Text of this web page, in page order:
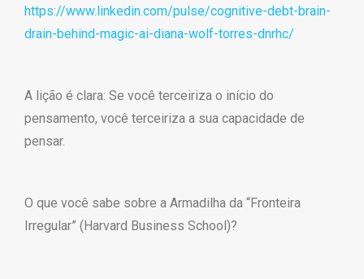
https://www.linkedin.com/pulse/cognitive-debt-brain-
drain-behind-magic-ai-diana-wolf-torres-dnrhc/
A lição é clara: Se você terceiriza o início do
pensamento, você terceiriza a sua capacidade de
pensar.
O que você sabe sobre a Armadilha da “Fronteira
Irregular” (Harvard Business School)?